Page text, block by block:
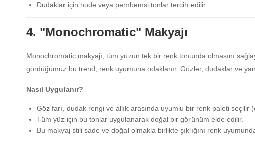
Dudaklar için nude veya pembemsi tonlar tercih edilir.
4. "Monochromatic" Makyajı
Monochromatic makyajı, tüm yüzün tek bir renk tonunda olmasını
gördüğümüz bu trend, renk uyumuna odaklanır. Gözler, dudaklar ve
Nasıl Uygulanır?
Göz farı, dudak rengi ve allık arasında uyumlu bir renk paleti seçilir
Tüm yüz için bu tonlar uygulanarak doğal bir görünüm elde edilir.
Bu makyaj stili sade ve doğal olmakla birlikte şıklığını renk